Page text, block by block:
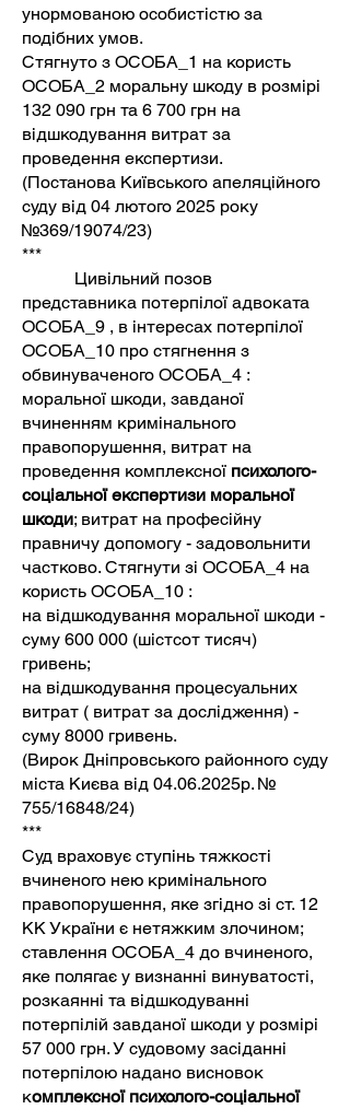
унормованою особистістю за
подібних умов.
Стягнуто з ОСОБА_1 на користь
ОСОБА_2 моральну шкоду в розмірі
132 090 грн та 6 700 грн на
відшкодування витрат за
проведення експертизи.
(Постанова Київського апеляційного
суду від 04 лютого 2025 року
№369/19074/23)
***
Цивільний позов
представника потерпілої адвоката
ОСОБА_9 , в інтересах потерпілої
ОСОБА_10 про стягнення з
обвинуваченого ОСОБА_4 :
моральної шкоди, завданої
вчиненням кримінального
правопорушення, витрат на
проведення комплексної психолого-
соціальної експертизи моральної
шкоди; витрат на професійну
правничу допомогу - задовольнити
частково. Стягнути зі ОСОБА_4 на
користь ОСОБА_10 :
на відшкодування моральної шкоди -
суму 600 000 (шістсот тисяч)
гривень;
на відшкодування процесуальних
витрат ( витрат за дослідження) -
суму 8000 гривень.
(Вирок Дніпровського районного суду
міста Києва від 04.06.2025р. №
755/16848/24)
***
Суд враховує ступінь тяжкості
вчиненого нею кримінального
правопорушення, яке згідно зі ст. 12
КК України є нетяжким злочином;
ставлення ОСОБА_4 до вчиненого,
яке полягає у визнанні винуватості,
розкаянні та відшкодуванні
потерпілій завданої шкоди у розмірі
57 000 грн. У судовому засіданні
потерпілою надано висновок
комплексної психолого-соціальної